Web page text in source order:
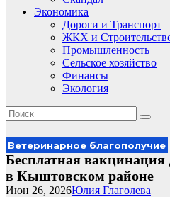
Экономика
Дороги и Транспорт
ЖКХ и
Промышленность
Сельское хозяйство
Финансы
Экология
Ветеринарное благополучие
Бесплатная
в Кыштовском районе
Юлия Глаголева
Июн 26, 2026